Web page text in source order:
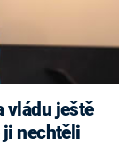
vládu ještě
ji nechtěli